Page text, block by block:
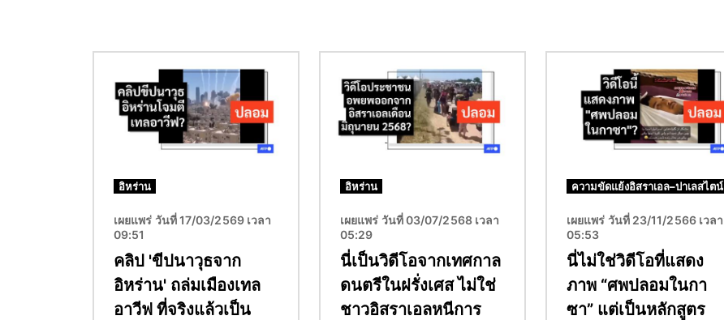
อิหร่าน
เผยแพร่ วันที่ 17/03/2569 เวลา
09:51
คลิป 'ขีปนาวุธจาก
อิหร่าน' ถล่มเมืองเทล
อาวีฟ ที่จริงแล้วเป็น
อิหร่าน
เผยแพร่ วันที่ 03/07/2568 เวลา
05:29
นี่เป็นวิดีโอจากเทศกาล
ดนตรีในฝรั่งเศส ไม่ใช่
ชาวอิสราเอลหนีการ
ความขัดแย้งอิสราเอล–ปาเลสไตน์
เผยแพร่ วันที่ 23/11/2566 เวลา
05:53
นี่ไม่ใช่วิดีโอที่แสดง
ภาพ “ศพปลอมในกา
ซา” แต่เป็นหลักสูตร